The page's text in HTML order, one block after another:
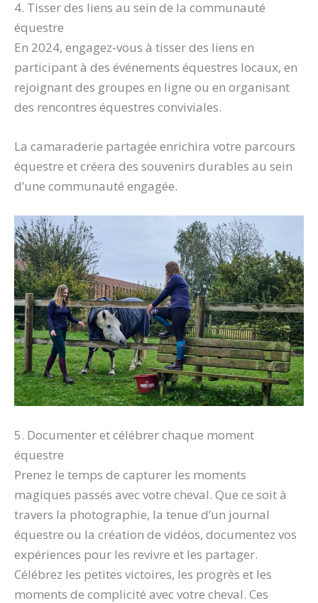
4. Tisser des liens au sein de la communauté
équestre
En 2024, engagez-vous à tisser des liens en
participant à des événements équestres locaux, en
rejoignant des groupes en ligne ou en organisant
des rencontres équestres conviviales.
La camaraderie partagée enrichira votre parcours
équestre et créera des souvenirs durables au sein
d’une communauté engagée.
5. Documenter et célébrer chaque moment
équestre
Prenez le temps de capturer les moments
magiques passés avec votre cheval. Que ce soit à
travers la photographie, la tenue d’un journal
équestre ou la création de vidéos, documentez vos
expériences pour les revivre et les partager.
Célébrez les petites victoires, les progrès et les
moments de complicité avec votre cheval. Ces